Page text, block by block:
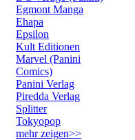
Egmont Manga
Ehapa
Epsilon
Kult Editionen
Marvel (Panini
Comics)
Panini Verlag
Piredda Verlag
Splitter
Tokyopop
mehr zeigen>>